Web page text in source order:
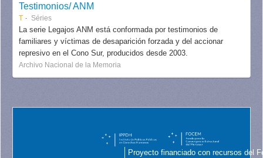
Testimonios/ ANM
T Séries
La serie Legajos ANM está conformada por testimonios de
familiares y víctimas de desaparición forzada y del accionar
represivo en el Cono Sur, producidos desde 2003.
Archivo Nacional de la Memoria
Proyecto financiado con recursos del